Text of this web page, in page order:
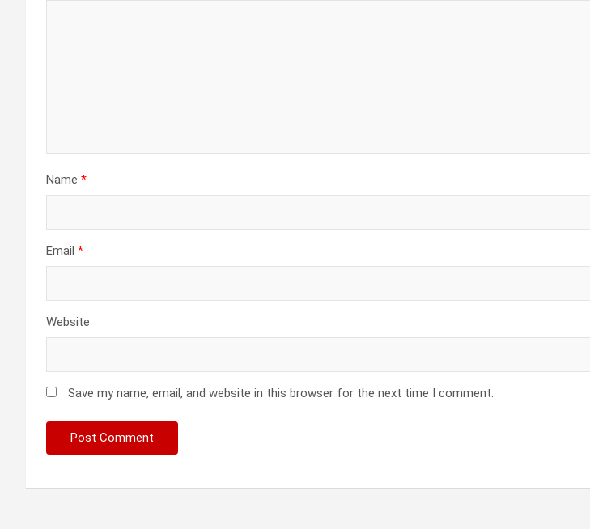
Name *
Email *
Website
Save my name, email, and website in this browser for the next time I comment.